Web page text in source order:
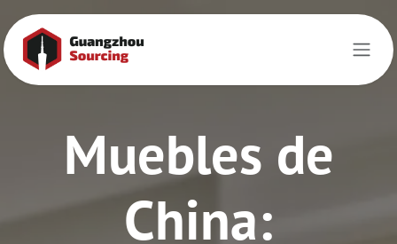
Ir al contenido
Muebles de
China: